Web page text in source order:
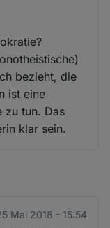
bezieht, die
ist eine
zu tun. Das
klar sein.
Mai 2018 - 15:54